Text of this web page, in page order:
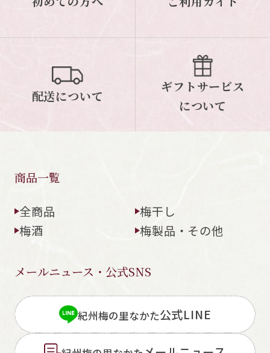
配送について
ギフトサービス
について
商品一覧
全商品
梅干し
梅酒
梅製品・その他
メールニュース・公式SNS
紀州梅の里なかた公式LINE